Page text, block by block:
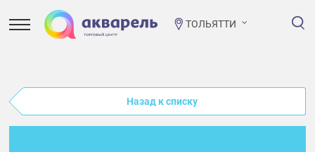
ТОЛЬЯТТИ
Назад к списку